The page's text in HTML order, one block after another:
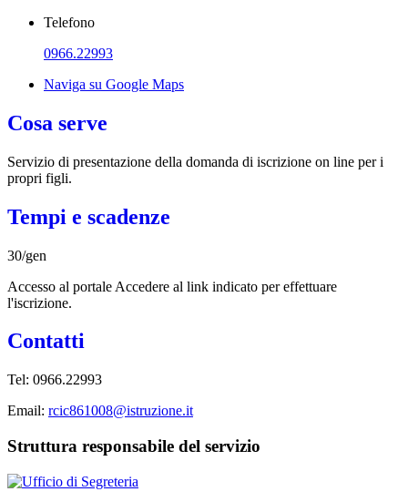
Telefono
0966.22993
Naviga su Google Maps
Cosa serve
Servizio di presentazione della domanda di iscrizione on line per i
propri figli.
Tempi e scadenze
30/gen
Accesso al portale Accedere al link indicato per effettuare
l'iscrizione.
Contatti
Tel: 0966.22993
Email: rcic861008@istruzione.it
Struttura responsabile del servizio